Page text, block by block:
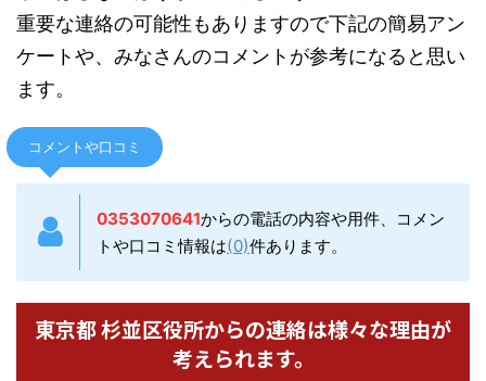
重要な連絡の可能性もありますので下記の簡易アン
ケートや、みなさんのコメントが参考になると思い
ます。
コメントや口コミ
0353070641からの電話の内容や用件、コメン
トや口コミ情報は(0)件あります。
東京都 杉並区役所からの連絡は様々な理由が
考えられます。